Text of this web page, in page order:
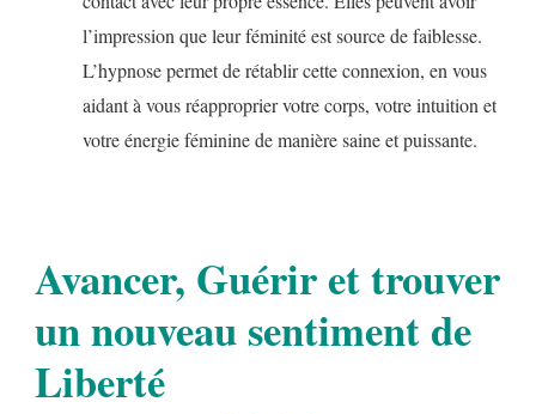
l’impression que leur féminité est source de faiblesse.
L’hypnose permet de rétablir cette connexion, en vous
aidant à vous réapproprier votre corps, votre intuition et
votre énergie féminine de manière saine et puissante.
Avancer, Guérir et trouver
un nouveau sentiment de
Liberté